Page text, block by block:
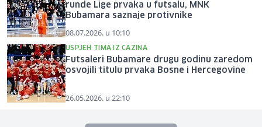
runde Lige prvaka u futsalu, MNK
Bubamara saznaje protivnike
08.07.2026. u 10:10
USPJEH TIMA IZ CAZINA
Futsaleri Bubamare drugu godinu zaredom
osvojili titulu prvaka Bosne i Hercegovine
26.05.2026. u 22:10